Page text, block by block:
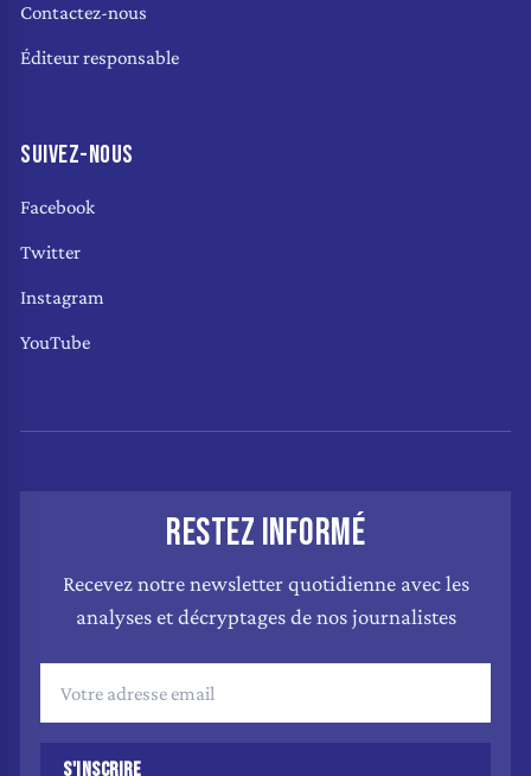
Contactez-nous
Éditeur responsable
SUIVEZ-NOUS
Facebook
Twitter
Instagram
YouTube
RESTEZ INFORMÉ
Recevez notre newsletter quotidienne avec les
analyses et décryptages de nos journalistes
S'INSCRIRE